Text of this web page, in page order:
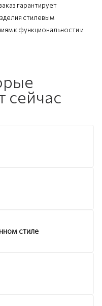
гарантирует
стилевым
к функциональности и
сейчас
стиле